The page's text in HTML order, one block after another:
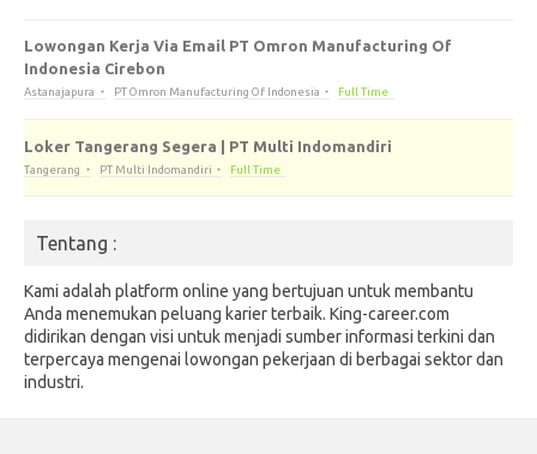
Lowongan Kerja Via Email PT Omron Manufacturing Of
Indonesia Cirebon
Astanajapura PT Omron Manufacturing Of Indonesia Full Time
Loker Tangerang Segera | PT Multi Indomandiri
Tangerang PT Multi Indomandiri Full Time
Tentang :
Kami adalah platform online yang bertujuan untuk membantu
Anda menemukan peluang karier terbaik. King-career.com
didirikan dengan visi untuk menjadi sumber informasi terkini dan
terpercaya mengenai lowongan pekerjaan di berbagai sektor dan
industri.